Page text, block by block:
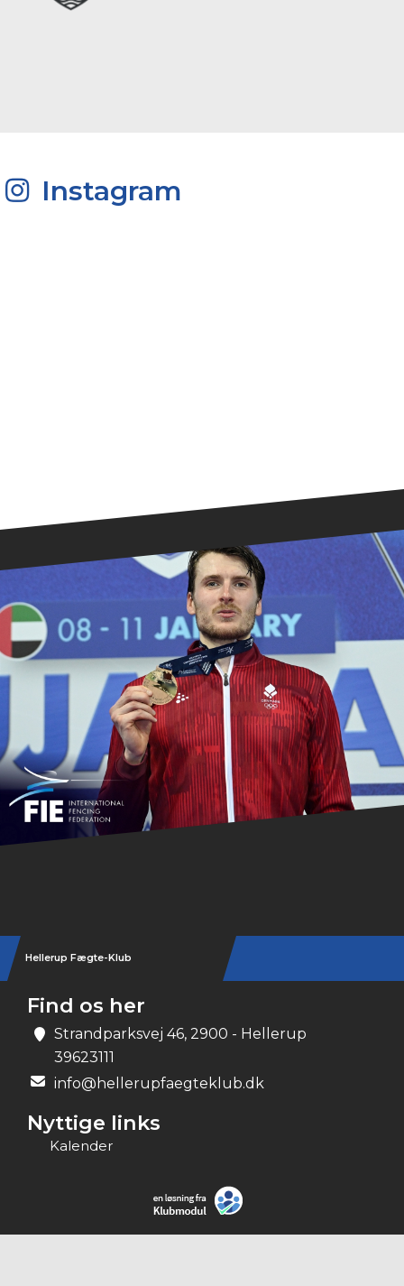
Instagram
Hellerup Fægte-Klub
Find os her
Strandparksvej 46, 2900 - Hellerup
39623111
info@hellerupfaegteklub.dk
Nyttige links
Kalender